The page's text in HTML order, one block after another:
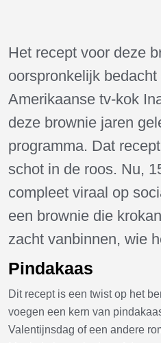
Het recept voor deze
oorspronkelijk bedacht
Amerikaanse tv-kok
deze brownie jaren
programma. Dat
schot in de roos. Nu,
compleet viraal op
een brownie die
zacht vanbinnen, wie
Pindakaas
Dit recept is een twist op het
voegen een kern van
Valentijnsdag of een andere